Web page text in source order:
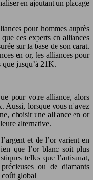
en ajoutant un placage
pour hommes auprès
des experts en alliances
sur la base de son carat.
en or, les alliances pour
que jusqu’à 21K.
pour votre alliance, alors
Aussi, lorsque vous n’avez
choisir une alliance en or
alternative.
et de l’or varient en
que l’or blanc soit plus
telles que l’artisanat,
ou de diamants
coût global.